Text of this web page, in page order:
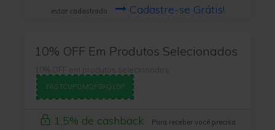
estar cadastrado
Cadastre-se Grátis!
10% OFF Em Produtos Selecionados
10% OFF em produtos selecionados.
FASTCUPOMQF9XQ10P
1,5% de cashback
Para receber você precisa